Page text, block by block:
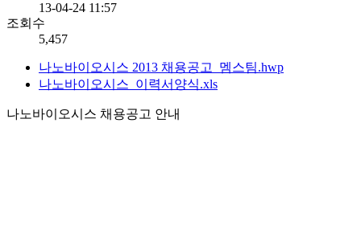
13-04-24 11:57
조회수
5,457
나노바이오시스 2013 채용공고_멤스팀.hwp
나노바이오시스_이력서양식.xls
나노바이오시스 채용공고 안내